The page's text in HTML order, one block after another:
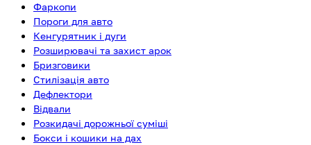
Фаркопи
Пороги для авто
Кенгурятник і дуги
Розширювачі та захист арок
Бризговики
Стилізація авто
Дефлектори
Відвали
Розкидачі дорожньої суміші
Бокси і кошики на дах